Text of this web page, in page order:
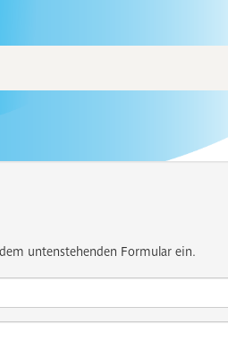
untenstehenden Formular ein.